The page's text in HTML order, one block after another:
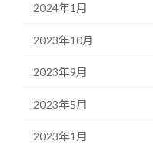
2024年1月
2023年10月
2023年9月
2023年5月
2023年1月